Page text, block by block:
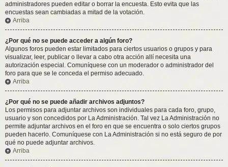
administradores pueden editar o borrar la encuesta. Esto evita que las
encuestas sean cambiadas a mitad de la votación.
Arriba
¿Por qué no se puede acceder a algún foro?
Algunos foros pueden estar limitados para ciertos usuarios o grupos y para
visualizar, leer, publicar o llevar a cabo otra acción allí necesita una
autorización especial. Comuníquese con un moderador o administrador del
foro para que se le conceda el permiso adecuado.
Arriba
¿Por qué no se puede añadir archivos adjuntos?
Los permisos para adjuntar archivos son individuales para cada foro, grupo,
usuario y son concedidos por La Administración. Tal vez La Administración no
permite adjuntar archivos en el foro en que se encuentra o solo ciertos grupos
pueden hacerlo. Comuníquese con La Administración si no está seguro de por
qué no puede adjuntar archivos.
Arriba